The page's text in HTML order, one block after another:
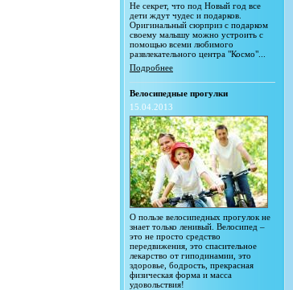
Не секрет, что под Новый год все
дети ждут чудес и подарков.
Оригинальный сюрприз с подарком
своему малышу можно устроить с
помощью всеми любимого
развлекательного центра "Космо"...
Подробнее
Велосипедные прогулки
15.04.2013
О пользе велосипедных прогулок не
знает только ленивый. Велосипед –
это не просто средство
передвижения, это спасительное
лекарство от гиподинамии, это
здоровье, бодрость, прекрасная
физическая форма и масса
удовольствия!